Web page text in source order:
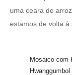
uma ceara de
estamos de volta à
Mosaico com
Hwanggumbol